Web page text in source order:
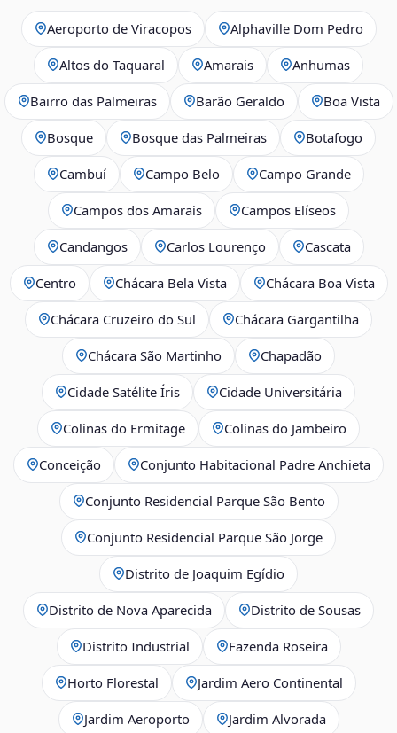
Aeroporto de Viracopos Alphaville Dom Pedro
Altos do Taquaral Amarais Anhumas
Bairro das Palmeiras Barão Geraldo Boa Vista
Bosque Bosque das Palmeiras Botafogo
Cambuí Campo Belo Campo Grande
Campos dos Amarais Campos Elíseos
Candangos Carlos Lourenço Cascata
Centro Chácara Bela Vista Chácara Boa Vista
Chácara Cruzeiro do Sul Chácara Gargantilha
Chácara São Martinho Chapadão
Cidade Satélite Íris Cidade Universitária
Colinas do Ermitage Colinas do Jambeiro
Conceição Conjunto Habitacional Padre Anchieta
Conjunto Residencial Parque São Bento
Conjunto Residencial Parque São Jorge
Distrito de Joaquim Egídio
Distrito de Nova Aparecida Distrito de Sousas
Distrito Industrial Fazenda Roseira
Horto Florestal Jardim Aero Continental
Jardim Aeroporto Jardim Alvorada